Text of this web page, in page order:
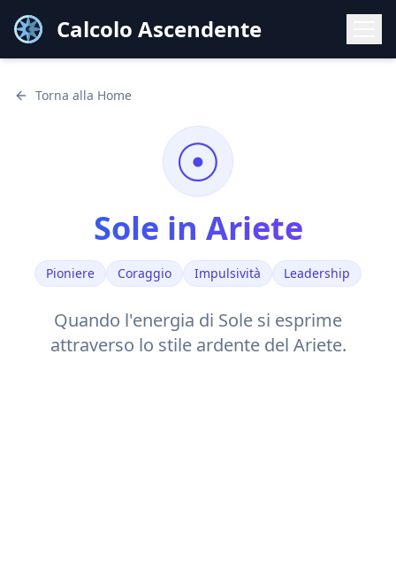
Calcolo Ascendente
Torna alla Home
☉
Sole in Ariete
Pioniere Coraggio Impulsività Leadership
Quando l'energia di Sole si esprime
attraverso lo stile ardentedel Ariete.